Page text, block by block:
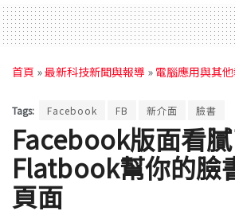
首頁 »最新科技新聞與報導 » 電腦應用與其
Tags: Facebook FB 新介面 臉書
Facebook版面看
Flatbook幫你的臉
頁面